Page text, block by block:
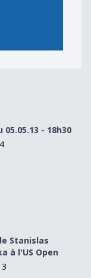
05.05.13 - 18h30
Open
Stanislas
à l'US Open